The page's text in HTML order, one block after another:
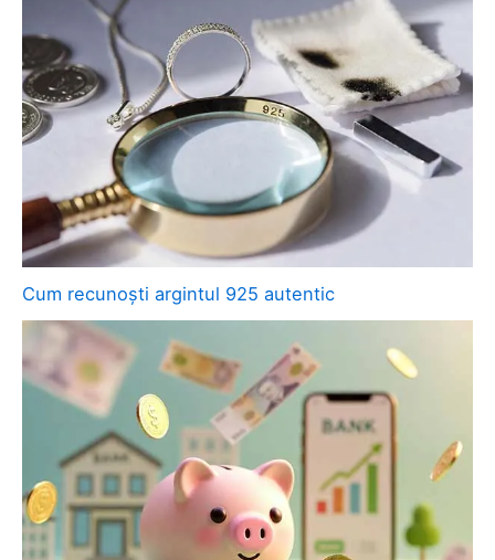
Cum recunoști argintul 925 autentic